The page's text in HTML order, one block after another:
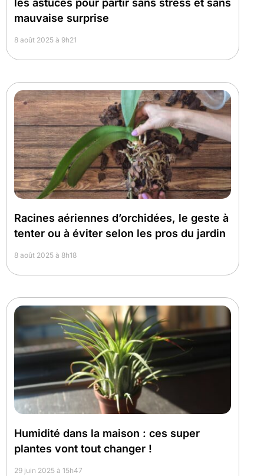
les astuces pour partir sans stress et sans
mauvaise surprise
8 août 2025 à 9h21
Racines aériennes d’orchidées, le geste à
tenter ou à éviter selon les pros du jardin
8 août 2025 à 8h18
Humidité dans la maison : ces super
plantes vont tout changer !
29 juin 2025 à 15h47